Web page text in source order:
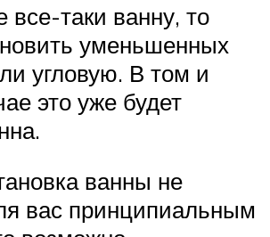
все-таки ванну, то
уменьшенных
угловую. В том и
это уже будет
ванны не
вас принципиальным